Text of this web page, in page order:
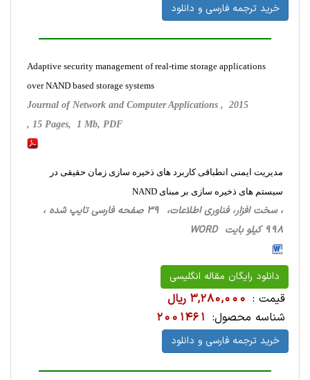
خرید ترجمه فارسی و دانلود
Adaptive security management of real-time storage applications
over NAND based storage systems
Journal of Network and Computer Applications , 2015
, 15 Pages, 1 Mb, PDF
مدیریت ایمنی انطباقی کاربرد های ذخیره سازی زمان حقیقی در
سیستم های ذخیره سازی بر مبنای NAND
، سخت ‌افزار، فناوری اطلاعات، 39 صفحه فارسی تایپ شده ،
998 کیلو بایت WORD
دانلود رایگان مقاله انگلیسی
قیمت : 3,280,000 ریال
شناسه محصول: 2001461
خرید ترجمه فارسی و دانلود